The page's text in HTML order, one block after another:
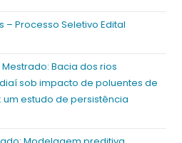
Processo Seletivo Edital
Bacia dos rios
sob impacto de poluentes de
estudo de persistência